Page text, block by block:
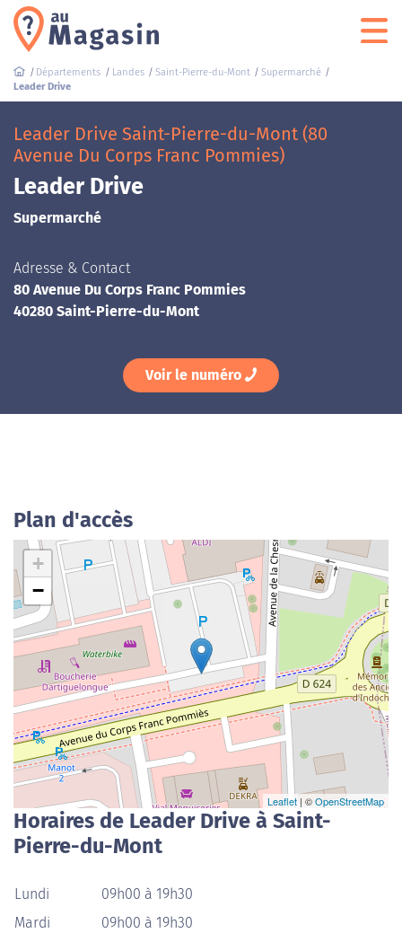
Départements Landes Saint-Pierre-du-Mont
Supermarché
Leader Drive
Leader Drive Saint-Pierre-du-Mont (80
Avenue Du Corps Franc Pommies)
Leader Drive
Supermarché
Adresse & Contact
80 Avenue Du Corps Franc Pommies
40280 Saint-Pierre-du-Mont
Voir le numéro
Plan d'accès
+
−
Leaflet | ©OpenStreetMap
Horaires de Leader Drive à Saint-
Pierre-du-Mont
Lundi
09h00 à 19h30
Mardi
09h00 à 19h30